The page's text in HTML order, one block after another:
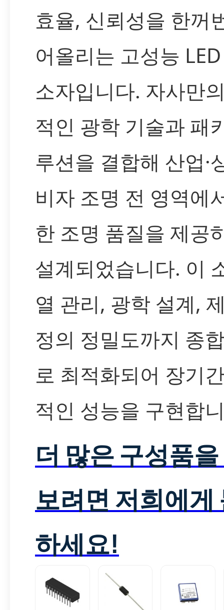
효율, 신뢰성을 한꺼
어올리는 고성능
소자입니다. 자사만
적인 광학 기술과 패
루션을 결합해 산업·
비자 조명 전 영역에
한 조명 품질을 제공
설계되었습니다. 이
열 관리, 광학 설계,
정의 정밀도까지 종
로 최적화되어 장기
적인 성능을 구현합
더 많은 구성품
보려면 저희에게
하세요!